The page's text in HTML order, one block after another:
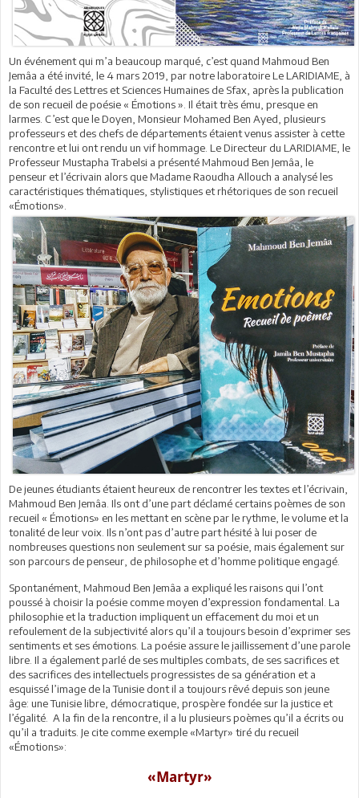
Un événement qui m’a beaucoup marqué, c’est quand Mahmoud Ben
Jemâa a été invité, le 4 mars 2019, par notre laboratoire Le LARIDIAME, à
la Faculté des Lettres et Sciences Humaines de Sfax, après la publication
de son recueil de poésie « Émotions ». Il était très ému, presque en
larmes. C’est que le Doyen, Monsieur Mohamed Ben Ayed, plusieurs
professeurs et des chefs de départements étaient venus assister à cette
rencontre et lui ont rendu un vif hommage. Le Directeur du LARIDIAME, le
Professeur Mustapha Trabelsi a présenté Mahmoud Ben Jemâa, le
penseur et l’écrivain alors que Madame Raoudha Allouch a analysé les
caractéristiques thématiques, stylistiques et rhétoriques de son recueil
«Émotions».
De jeunes étudiants étaient heureux de rencontrer les textes et l’écrivain,
Mahmoud Ben Jemâa. Ils ont d’une part déclamé certains poèmes de son
recueil « Émotions» en les mettant en scène par le rythme, le volume et la
tonalité de leur voix. Ils n’ont pas d’autre part hésité à lui poser de
nombreuses questions non seulement sur sa poésie, mais également sur
son parcours de penseur, de philosophe et d’homme politique engagé.
Spontanément, Mahmoud Ben Jemâa a expliqué les raisons qui l’ont
poussé à choisir la poésie comme moyen d’expression fondamental. La
philosophie et la traduction impliquent un effacement du moi et un
refoulement de la subjectivité alors qu’il a toujours besoin d’exprimer ses
sentiments et ses émotions. La poésie assure le jaillissement d’une parole
libre. Il a également parlé de ses multiples combats, de ses sacrifices et
des sacrifices des intellectuels progressistes de sa génération et a
esquissé l’image de la Tunisie dont il a toujours rêvé depuis son jeune
âge: une Tunisie libre, démocratique, prospère fondée sur la justice et
l’égalité. A la fin de la rencontre, il a lu plusieurs poèmes qu’il a écrits ou
qu’il a traduits. Je cite comme exemple «Martyr» tiré du recueil
«Émotions»:
«Martyr»